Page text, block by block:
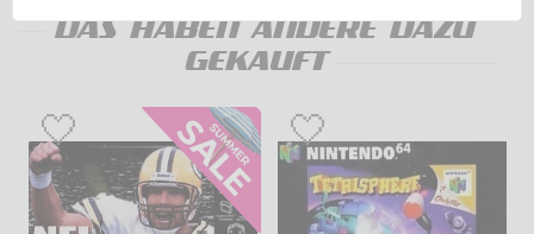
DAS HABEN ANDERE DAZU
GEKAUFT